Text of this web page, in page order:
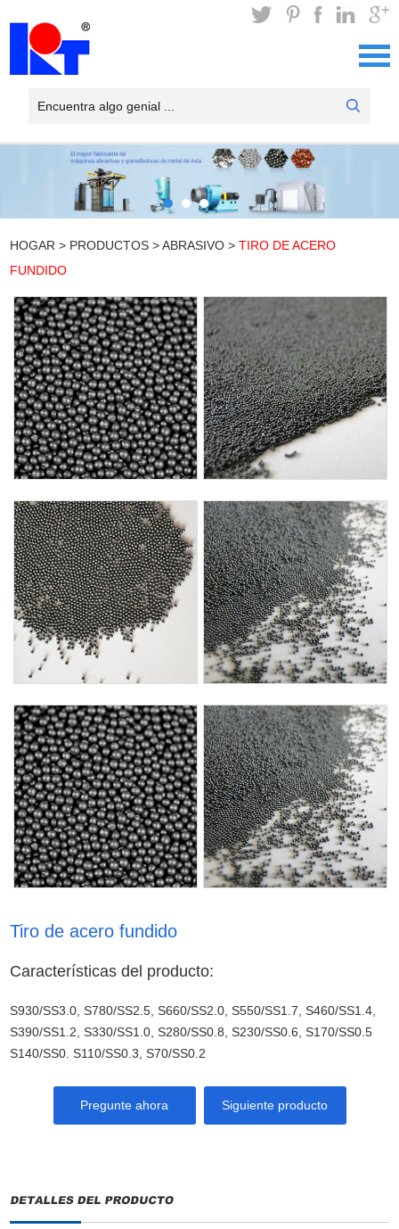
HOGAR > PRODUCTOS >ABRASIVO >TIRO DE ACERO
FUNDIDO
Tiro de acero fundido
Características del producto:
S930/SS3.0, S780/SS2.5, S660/SS2.0, S550/SS1.7, S460/SS1.4,
S390/SS1.2, S330/SS1.0, S280/SS0.8, S230/SS0.6, S170/SS0.5
S140/SS0. S110/SS0.3, S70/SS0.2
Pregunte ahora Siguiente producto